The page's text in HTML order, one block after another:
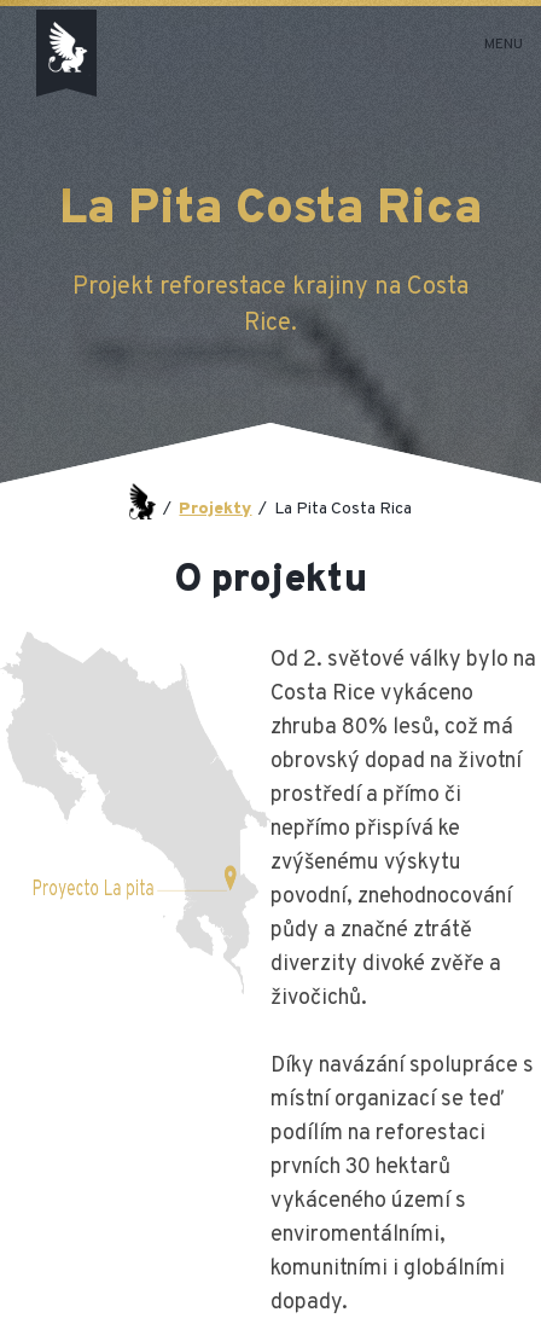
MENU
La Pita Costa Rica
Projekt reforestace krajiny na Costa
Rice.
/ Projekty / La Pita Costa Rica
O projektu
Od 2. světové války bylo na
Costa Rice vykáceno
zhruba 80% lesů, což má
obrovský dopad na životní
prostředí a přímo či
nepřímo přispívá ke
zvýšenému výskytu
povodní, znehodnocování
půdy a značné ztrátě
diverzity divoké zvěře a
živočichů.
Díky navázání spolupráce s
místní organizací se teď
podílím na reforestaci
prvních 30 hektarů
vykáceného území s
enviromentálními,
komunitními i globálními
dopady.